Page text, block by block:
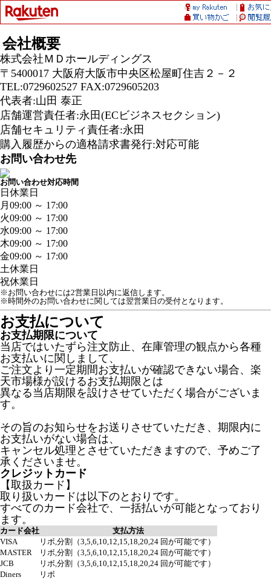
会社概要
株式会社ＭＤホールディングス
〒5400017 大阪府大阪市中央区松屋町住吉２－２
TEL:0729602527 FAX:0729605203
代表者:山田 泰正
店舗運営責任者:永田(ECビジネスセクション)
店舗セキュリティ責任者:永田
購入履歴からの適格請求書発行:対応可能
お問い合わせ先
お問い合わせ対応時間
日 休業日
月 09:00 ～ 17:00
火09:00 ～ 17:00
水09:00 ～ 17:00
木09:00 ～ 17:00
金09:00 ～ 17:00
土休業日
祝休業日
※お問い合わせには2営業日以内に返信します。
※時間外のお問い合わせに関しては翌営業日の受付となります。
お支払について
お支払期限について
当店ではいたずら注文防止、在庫管理の観点から各種
お支払いに関しまして、
ご注文より一定期間お支払いが確認できない場合、楽
天市場様が設けるお支払期限とは
異なる当店期限を設けさせていただく場合がございま
す。
その旨のお知らせをお送りさせていただき、期限内に
お支払いがない場合は、
キャンセル処理とさせていただきますので、予めご了
承くださいませ。
クレジットカード
【取扱カード】
取り扱いカードは以下のとおりです。
すべてのカード会社で、一括払いが可能となっており
ます。
カード会社
支払方法
VISA
リボ,分割（3,5,6,10,12,15,18,20,24 回が可能です）
MASTER
リボ,分割（3,5,6,10,12,15,18,20,24 回が可能です）
JCB
リボ,分割（3,5,6,10,12,15,18,20,24 回が可能です）
Diners
リボ